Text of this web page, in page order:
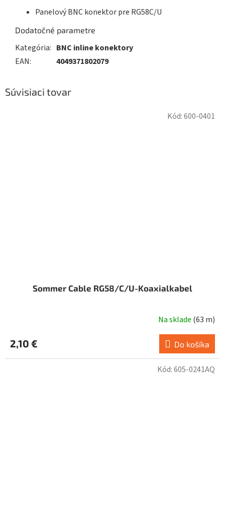
Panelový BNC konektor pre RG58C/U
Dodatočné parametre
Kategória: BNC inline konektory
EAN: 4049371802079
Súvisiaci tovar
Sommer Cable RG58/C/U-Koaxialkabel
Na sklade (63 m)
2,10 € Do košíka
Kód:600-0401
Kód:605-0241AQ